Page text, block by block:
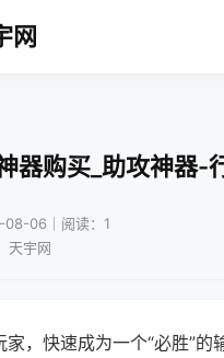
网
器购买_助攻神器-
06｜阅读：1
天宇网
，快速成为一个“必胜”的